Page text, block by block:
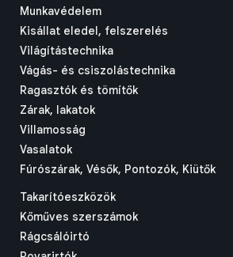
Munkavédelem
Kisállat eledel, felszerelés
Világítástechnika
Vágás- és csiszolástechnika
Ragasztók és tömítők
Zárak, lakatok
Villamosság
Vasalatok
Fúrószárak, Vésők, Pontozók, Kiütők
Takarítóeszközök
Kőműves szerszámok
Rágcsálóirtó